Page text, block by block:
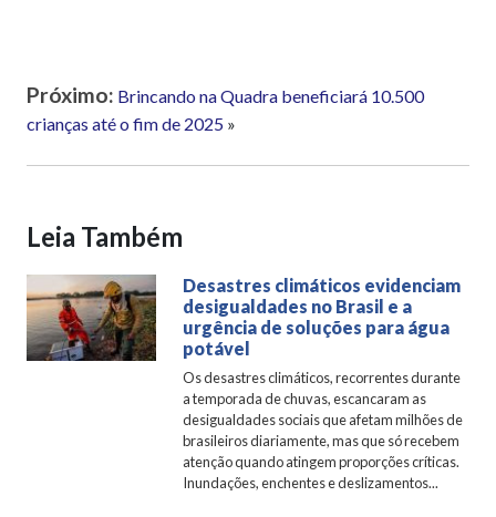
Próximo: Brincando na Quadra beneficiará 10.500
crianças até o fim de 2025 »
Leia Também
Desastres climáticos evidenciam
desigualdades no Brasil e a
urgência de soluções para água
potável
Os desastres climáticos, recorrentes durante
a temporada de chuvas, escancaram as
desigualdades sociais que afetam milhões de
brasileiros diariamente, mas que só recebem
atenção quando atingem proporções críticas.
Inundações, enchentes e deslizamentos...